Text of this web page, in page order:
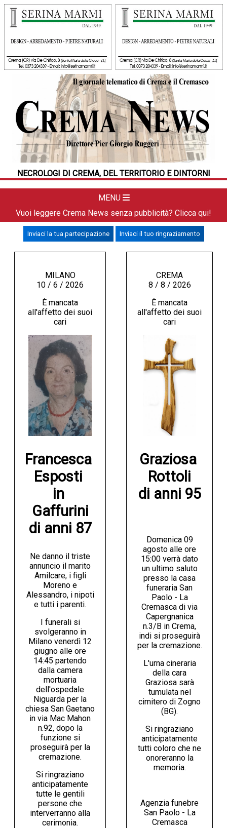
NECROLOGI DI CREMA, DEL TERRITORIO E DINTORNI
MENU
HOME
CRONACA
POLITICA
LA FOTO
DAL TERRITORIO
APPUNTAMENTI
Vuoi leggere Crema News senza pubblicità? Clicca qui!
Inviaci la tua partecipazione Inviaci il tuo ringraziamento
MILANO
10 / 6 / 2026
È mancata
all'affetto dei suoi
cari
Francesca
Esposti
in
Gaffurini
di anni 87
Ne danno il triste
annuncio il marito
Amilcare, i figli
Moreno e
Alessandro, i nipoti
e tutti i parenti.
I funerali si
svolgeranno in
Milano venerdì 12
giugno alle ore
14:45 partendo
dalla camera
mortuaria
dell'ospedale
Niguarda per la
chiesa San Gaetano
in via Mac Mahon
n.92, dopo la
funzione si
proseguirà per la
cremazione.
Si ringraziano
anticipatamente
tutte le gentili
persone che
interverranno alla
cerimonia.
CREMA
8 / 8 / 2026
È mancata
all'affetto dei suoi
cari
Graziosa
Rottoli
di anni 95
Domenica 09
agosto alle ore
15:00 verrà dato
un ultimo saluto
presso la casa
funeraria San
Paolo - La
Cremasca di via
Capergnanica
n.3/B in Crema,
indi si proseguirà
per la cremazione.
L'urna cineraria
della cara
Graziosa sarà
tumulata nel
cimitero di Zogno
(BG).
Si ringraziano
anticipatamente
tutti coloro che ne
onoreranno la
memoria.
Agenzia funebre
San Paolo - La
Cremasca